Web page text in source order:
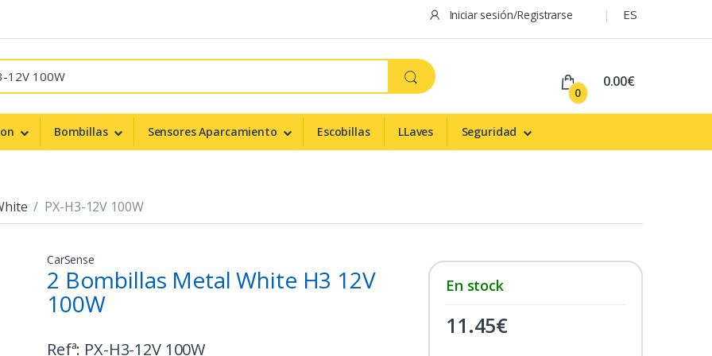
Iniciar sesión/Registrarse ES
0
0.00€
Bombillas Sensores Aparcamiento Escobillas LLaves Seguridad
PX-H3-12V 100W
CarSense
2 Bombillas Metal White H3 12V
100W
Refª: PX-H3-12V 100W
En stock
11.45€